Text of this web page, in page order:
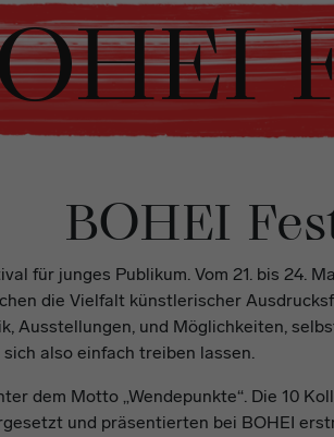
BOHEI
für junges Publikum. Vom 21. bis 24.
die Vielfalt künstlerischer
Ausstellungen, und Möglichkeiten,
also einfach treiben lassen.
dem Motto „Wendepunkte“. Die 10
und präsentierten bei BOHEI